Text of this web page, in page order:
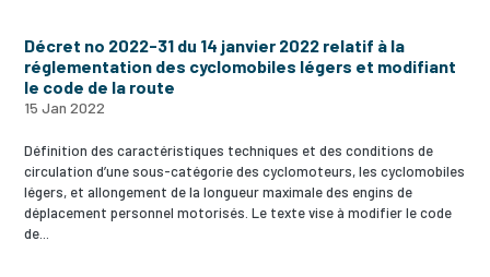
Décret no 2022-31 du 14 janvier 2022 relatif à la
réglementation des cyclomobiles légers et modifiant
le code de la route
15 Jan 2022
Définition des caractéristiques techniques et des conditions de
circulation d’une sous-catégorie des cyclomoteurs, les cyclomobiles
légers, et allongement de la longueur maximale des engins de
déplacement personnel motorisés. Le texte vise à modifier le code
de...